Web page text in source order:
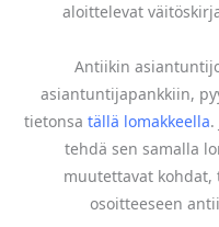
aloittelevat
Antiikin
asiantuntijapankkiin,
tietonsa tällä lomakkeella
tehdä sen samalla
muutettavat kohdat,
osoitteeseen